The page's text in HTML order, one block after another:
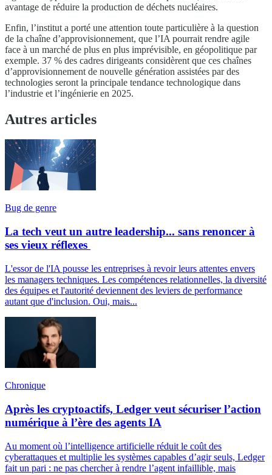
avantage de réduire la production de déchets nucléaires.
Enfin, l’institut a porté une attention toute particulière à la question
de la chaîne d’approvisionnement, que l’IA pourrait rendre agile
face à un marché de plus en plus imprévisible, en géopolitique par
exemple. 37 % des cadres dirigeants considèrent que ces chaînes
d’approvisionnement de nouvelle génération assistées par des
technologies seront la principale tendance technologique dans
l’industrie et l’ingénierie en 2025.
Autres articles
Bug de genre
La tech veut un autre leadership... sans renoncer à
ses vieux réflexes
L'essor de l'IA pousse les entreprises à revoir leurs attentes envers
les managers techniques. Les compétences relationnelles, la diversité
des équipes et l'autorité deviennent des leviers de performance
autant que d'inclusion. Oui, mais...
Chronique
Après les cryptoactifs, Ledger veut sécuriser l’action
numérique à l’ère des agents IA
Au moment où l’intelligence artificielle réduit le coût des
cyberattaques et multiplie les systèmes capables d’agir seuls, Ledger
fait un pari : ne pas chercher à rendre l’agent infaillible, mais